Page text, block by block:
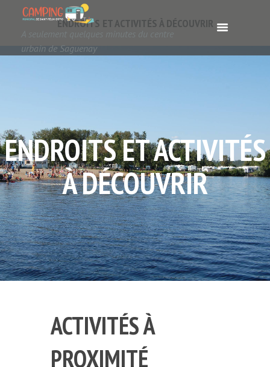
A seulement quelques minutes du centre
urbain de Saguenay
ENDROITS ET ACTIVITÉS À DÉCOUVRIR
ENDROITS ET ACTIVITÉS
À DÉCOUVRIR
ACTIVITÉS À
PROXIMITÉ